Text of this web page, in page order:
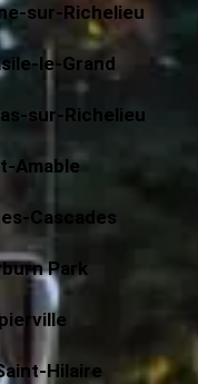
sur-Richelieu
le-Grand
sur-Richelieu
Amable
Cascades
Park
Hilaire